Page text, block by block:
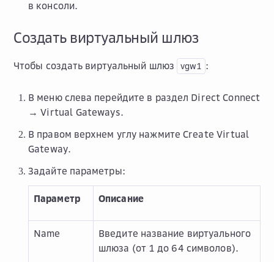
в консоли.
Создать виртуальный шлюз
Чтобы создать виртуальный шлюз vgw1 :
В меню слева перейдите в раздел Direct Connect
→ Virtual Gateways.
В правом верхнем углу нажмите Create Virtual
Gateway.
Задайте параметры:
Параметр Описание
Name
Введите название виртуального
шлюза (от 1 до 64 символов).